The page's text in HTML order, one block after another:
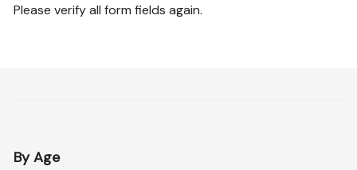
Please verify all form fields again.
By Age